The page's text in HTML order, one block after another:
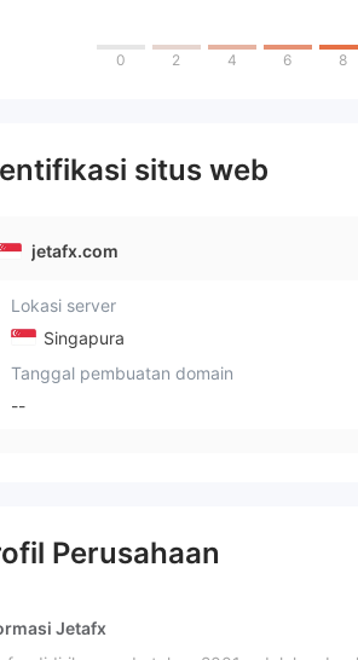
0 2 4 6 8
situs web
jetafx.com
Lokasi server
Singapura
Tanggal pembuatan domain
--
Perusahaan
Jetafx